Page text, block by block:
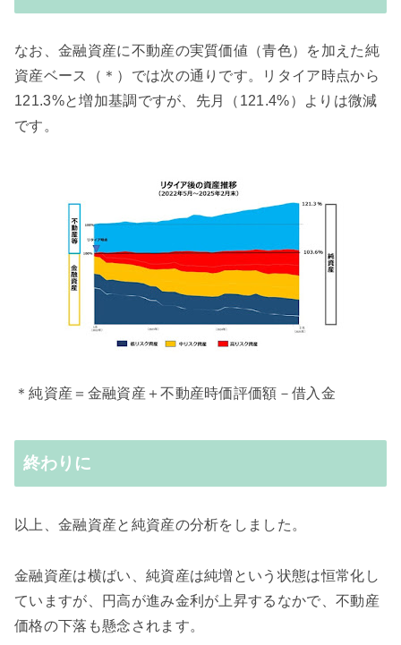
なお、金融資産に不動産の実質価値（青色）を加えた純
資産ベース（＊）では次の通りです。リタイア時点から
121.3%と増加基調ですが、先月（121.4%）よりは微減
です。
＊純資産＝金融資産＋不動産時価評価額－借入金
終わりに
以上、金融資産と純資産の分析をしました。
金融資産は横ばい、純資産は純増という状態は恒常化し
ていますが、円高が進み金利が上昇するなかで、不動産
価格の下落も懸念されます。